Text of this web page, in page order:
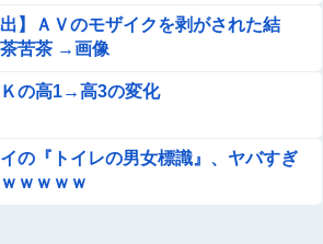
出】ＡＶのモザイクを剥がされた結
苦茶 →画像
Ｋの高1→高3の変化
イの『トイレの男女標識』、ヤバすぎ
ｗｗｗｗ